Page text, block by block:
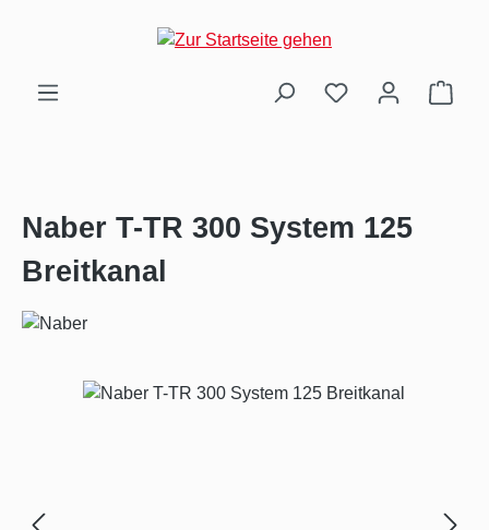
Zum Hauptinhalt springen
Naber T-TR 300 System 125
Breitkanal
Bildergalerie überspringen